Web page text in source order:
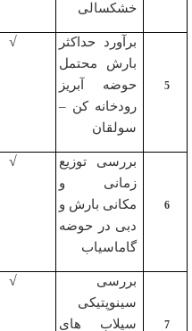
خشکسالی
برآورد حداکثر
بارش محتمل
حوضه آبریز
رودخانه کن–
بررسی توزیع
زمانی و
مکانی بارش و
دبی در حوضه
گاماسیاب
√
سینوپتیکی
سیلاب های